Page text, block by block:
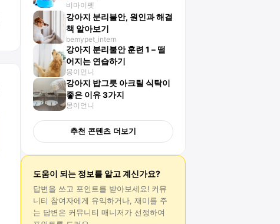
비마이펫
강아지 분리불안, 원인과 해결
책 알아보기
bemypet_intern
강아지 분리불안 훈련 1 – 떨
어지는 연습하기
몽이언니
강아지 밥그릇 아크릴 식탁이
좋은 이유 3가지
몽이언니
추천 콘텐츠 더보기
도움이 되는 정보를 알고 계신가요?
답변 을 쓰고 포인트를 받아보세요! 커뮤
니티 참여자에게 유익하거나, 재미를 주
는 답변 은 커뮤니티 매니저가 선정하여